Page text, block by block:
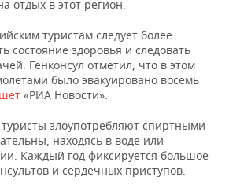
ПФО
отдых в этот регион.
туристам следует более
состояние здоровья и следовать
Генконсул отметил, что в этом
было эвакуировано восемь
«РИА Новости».
злоупотребляют спиртными
находясь в воде или
Каждый год фиксируется большое
и сердечных приступов.